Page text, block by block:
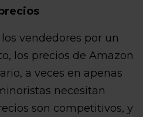
vendedores por un
los precios de Amazon
a veces en apenas
necesitan
son competitivos, y